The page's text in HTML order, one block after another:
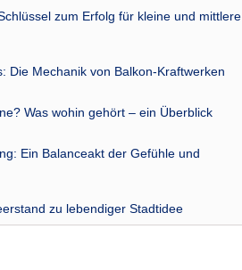
zum Erfolg für kleine und mittlere
Die Mechanik von Balkon-Kraftwerken
Was wohin gehört – ein Überblick
Ein Balanceakt der Gefühle und
zu lebendiger Stadtidee